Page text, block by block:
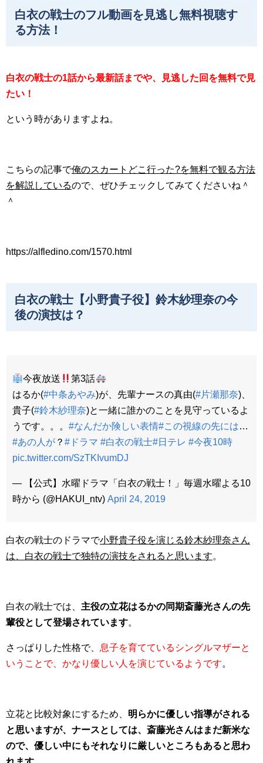
白衣の戦士のフル動画を見逃し無料視聴す
る方法！
白衣の戦士の1話から最新話までや、見逃した回を無料で見
たい！
という時がありますよね。
こちらの記事で俺のスカートどこ行った?を無料で観る方法
を解説しているので、ぜひチェックしてみてくださいね＾
＾
https://alfledino.com/1570.html
白衣の戦士【小野貴子役】鈴木紗理奈の今
後の演技は？
今夜放送
第3話
はるか(#中条あやみ)が、先輩ナースの真由(#片瀬那奈)、
貴子(#鈴木紗理奈)と一緒に誰かのことを見守っているよ
うです。。。 #なんだか険しい表情#この視線の先には…
#あの人が ？ #ドラマ #白衣の戦士#日テレ #今夜10時
pic.twitter.com/SzTKIvumDJ
— 【公式】水曜ドラマ「白衣の戦士！」毎週水曜よる10
時から (@HAKUI_ntv) April 24, 2019
白衣の戦士のドラマで小野貴子役を演じる鈴木紗理奈さん
は、白衣の戦士で独特の演技をされると思います。
白衣の戦士では、 主役の立花はるかの同期斎藤光さんの先
輩役として登場されています。
さっぱりした性格で、 息子を育てているシングルマザーと
いうことで、かなり優しい人を演じているようです。
立花と比較対象にするため、 明らかに優しい指導がされる
と思いますが、ナースとしては、斎藤光さんはまだ新米な
ので、優しい中にもそれなりに厳しいところもあると思わ